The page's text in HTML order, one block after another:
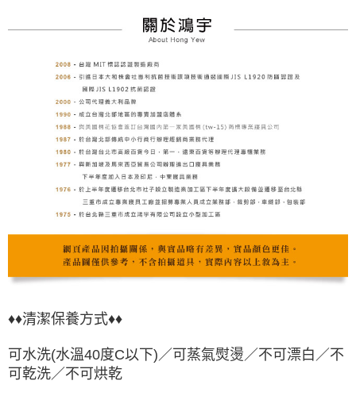
♦♦清潔保養方式♦♦
可水洗(水溫40度C以下)／可蒸氣熨燙／不可漂白／不
可乾洗／不可烘乾